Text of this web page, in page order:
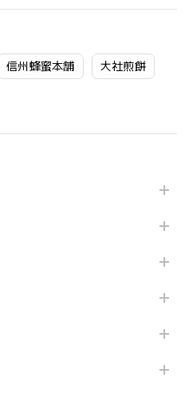
信州蜂蜜本舗 大社煎餅